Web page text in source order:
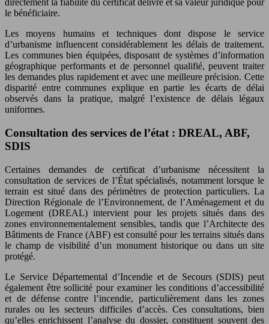
directement la fiabilité du certificat délivré et sa valeur juridique pour
le bénéficiaire.
Les moyens humains et techniques dont dispose le service
d’urbanisme influencent considérablement les délais de traitement.
Les communes bien équipées, disposant de systèmes d’information
géographique performants et de personnel qualifié, peuvent traiter
les demandes plus rapidement et avec une meilleure précision. Cette
disparité entre communes explique en partie les écarts de délai
observés dans la pratique, malgré l’existence de délais légaux
uniformes.
Consultation des services de l’état : DREAL, ABF,
SDIS
Certaines demandes de certificat d’urbanisme nécessitent la
consultation de services de l’État spécialisés, notamment lorsque le
terrain est situé dans des périmètres de protection particuliers. La
Direction Régionale de l’Environnement, de l’Aménagement et du
Logement (DREAL) intervient pour les projets situés dans des
zones environnementalement sensibles, tandis que l’Architecte des
Bâtiments de France (ABF) est consulté pour les terrains situés dans
le champ de visibilité d’un monument historique ou dans un site
protégé.
Le Service Départemental d’Incendie et de Secours (SDIS) peut
également être sollicité pour examiner les conditions d’accessibilité
et de défense contre l’incendie, particulièrement dans les zones
rurales ou les secteurs difficiles d’accès. Ces consultations, bien
qu’elles enrichissent l’analyse du dossier, constituent souvent des